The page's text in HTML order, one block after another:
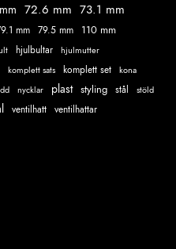
72.6 mm 73.1 mm
mm 79.5 mm
110 mm
hjulbultar
hjulmutter
komplett sats komplett set kona
nycklar plast styling stål
stöld
ventilhatt ventilhattar